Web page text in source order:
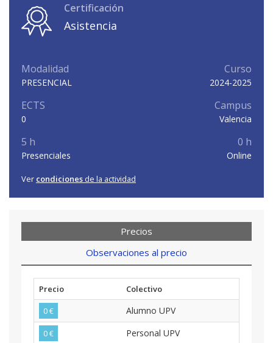
Certificación
Asistencia
Modalidad
PRESENCIAL
Curso
2024-2025
ECTS
0
Campus
Valencia
5 h
Presenciales
0 h
Online
Ver condiciones de la actividad
Precios
Observaciones al precio
Precio
Colectivo
0 €
Alumno UPV
0 € Personal UPV